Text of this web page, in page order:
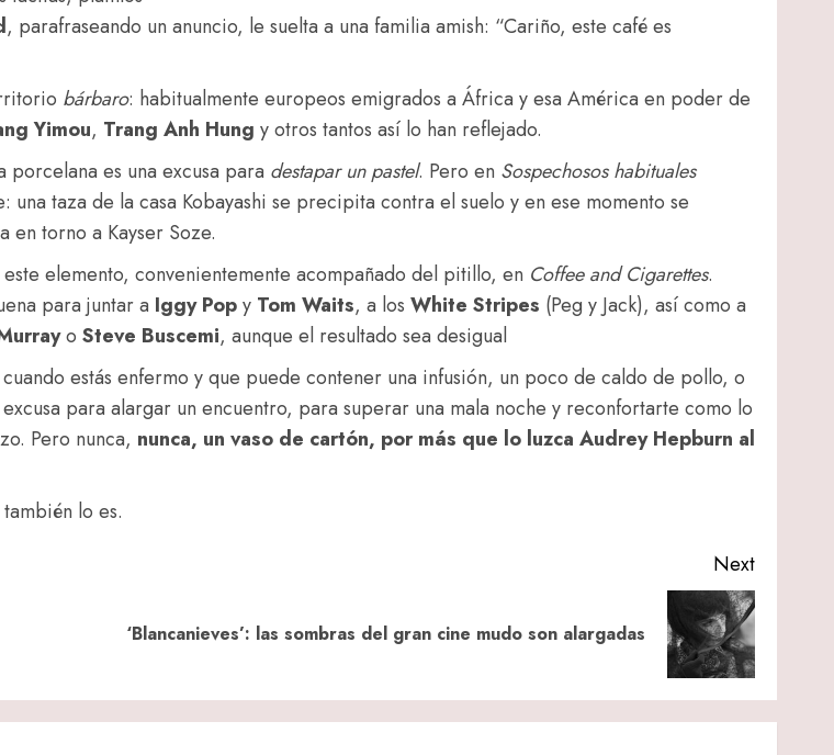
, parafraseando un anuncio, le suelta a una familia amish: “Cariño, este café es
bárbaro: habitualmente europeos emigrados a África y esa América en poder de
Yimou, Trang Anh Hung y otros tantos así lo han reflejado.
porcelana es una excusa para destapar un pastel. Pero en Sospechosos habituales
una taza de la casa Kobayashi se precipita contra el suelo y en ese momento se
en torno a Kayser Soze.
elemento, convenientemente acompañado del pitillo, en Coffee and Cigarettes.
para juntar a Iggy Popy Tom Waits, a los White Stripes (Peg y Jack), así como a
o Steve Buscemi, aunque el resultado sea desigual
estás enfermo y que puede contener una infusión, un poco de caldo de pollo, o
para alargar un encuentro, para superar una mala noche y reconfortarte como lo
Pero nunca, nunca, un vaso de cartón, por más que lo luzca Audrey Hepburn al
lo es.
Previous
Next
Next‘Blancanieves’: las sombras del gran cine mudo son alargadas